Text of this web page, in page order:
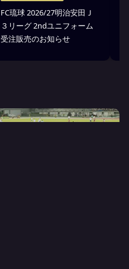
FC琉球 2026/27明治安田Ｊ
３リーグ 2ndユニフォーム
受注販売のお知らせ